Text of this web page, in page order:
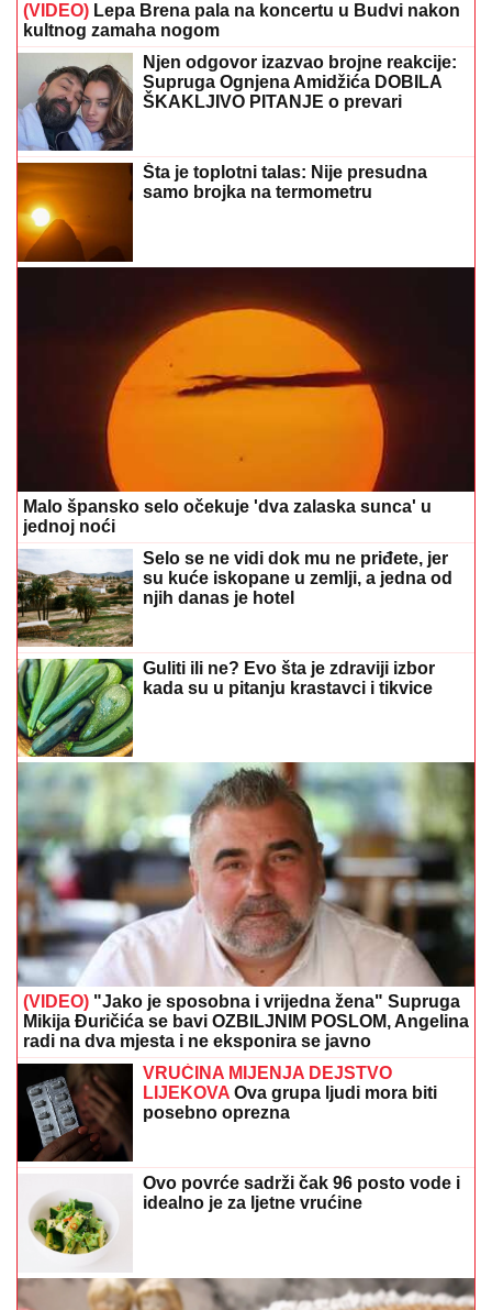
(VIDEO) Lepa Brena pala na koncertu u Budvi nakon
kultnog zamaha nogom
Njen odgovor izazvao brojne reakcije:
Supruga Ognjena Amidžića DOBILA
ŠKAKLJIVO PITANJE o prevari
Šta je toplotni talas: Nije presudna
samo brojka na termometru
Malo špansko selo očekuje 'dva zalaska sunca' u
jednoj noći
Selo se ne vidi dok mu ne priđete, jer
su kuće iskopane u zemlji, a jedna od
njih danas je hotel
Guliti ili ne? Evo šta je zdraviji izbor
kada su u pitanju krastavci i tikvice
(VIDEO) "Jako je sposobna i vrijedna žena" Supruga
Mikija Đuričića se bavi OZBILJNIM POSLOM, Angelina
radi na dva mjesta i ne eksponira se javno
VRUĆINA MIJENJA DEJSTVO
LIJEKOVA Ova grupa ljudi mora biti
posebno oprezna
Ovo povrće sadrži čak 96 posto vode i
idealno je za ljetne vrućine